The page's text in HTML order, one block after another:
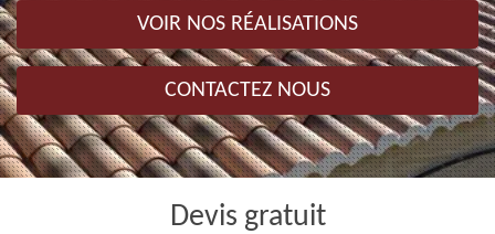
VOIR NOS RÉALISATIONS
CONTACTEZ NOUS
Devis gratuit